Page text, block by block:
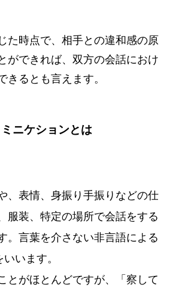
た時点で、相手との違和感の原
ができれば、双方の会話におけ
きるとも言えます。
ニケションとは
、表情、身振り手振りなどの仕
服装、特定の場所で会話をする
。言葉を介さない非言語による
います。
とがほとんどですが、「察して